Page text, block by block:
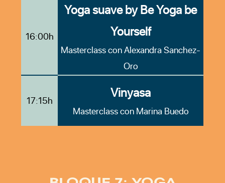
16:00h
Yoga suave by Be Yoga be
Yourself
Masterclass con Alexandra Sanchez-
Oro
17:15h Vinyasa
Masterclass con Marina Buedo